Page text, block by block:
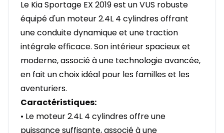
Le Kia Sportage EX 2019 est un VUS robuste
équipé d'un moteur 2.4L 4 cylindres offrant
une conduite dynamique et une traction
intégrale efficace. Son intérieur spacieux et
moderne, associé à une technologie avancée,
en fait un choix idéal pour les familles et les
aventuriers.
Caractéristiques:
• Le moteur 2.4L 4 cylindres offre une
puissance suffisante, associé à une